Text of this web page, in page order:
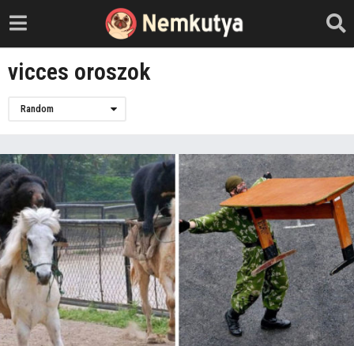
vicces oroszok
Random